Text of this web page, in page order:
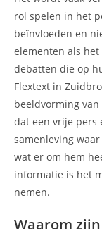
rol spelen in het
beïnvloeden en
elementen als
debatten die op
Flextext in
beeldvorming
dat een vrije pers
samenleving
wat er om hem
informatie is het
nemen.
Waarom